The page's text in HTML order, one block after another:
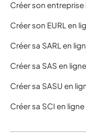
Créer son
Créer son EURL en
Créer sa SARL en
Créer sa SAS en ligne
Créer sa SASU en
Créer sa SCI en ligne